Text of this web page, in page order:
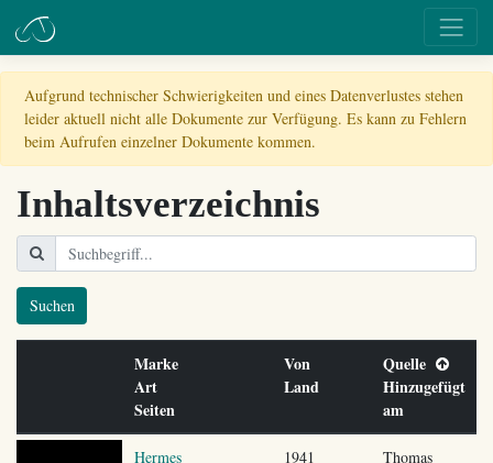
Aufgrund technischer Schwierigkeiten und eines Datenverlustes stehen
leider aktuell nicht alle Dokumente zur Verfügung. Es kann zu Fehlern
beim Aufrufen einzelner Dokumente kommen.
Inhaltsverzeichnis
Suchen
Marke
Art
Seiten
Von
Land
Quelle
Hinzugefügt
am
Hermes
1941
Thomas